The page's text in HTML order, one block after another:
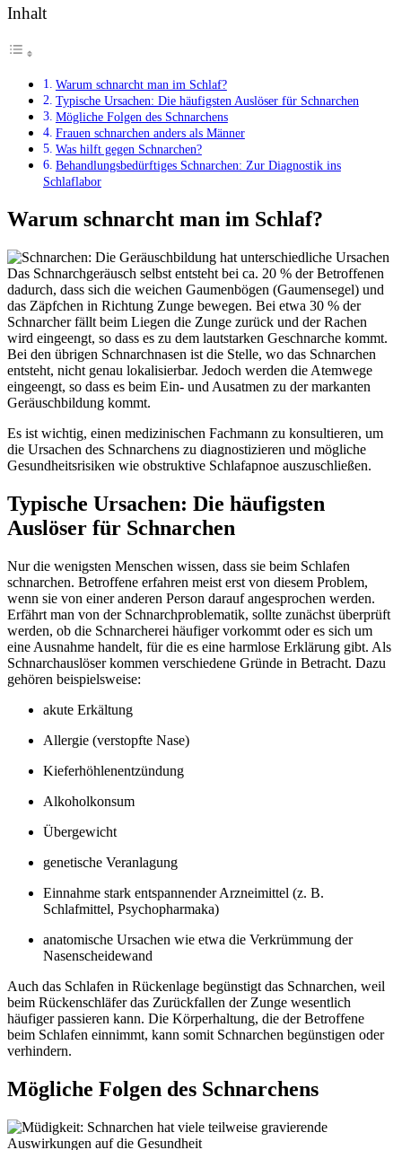
Inhalt
Warum schnarcht man im Schlaf?
Typische Ursachen: Die häufigsten Auslöser für Schnarchen
Mögliche Folgen des Schnarchens
Frauen schnarchen anders als Männer
Was hilft gegen Schnarchen?
Behandlungsbedürftiges Schnarchen: Zur Diagnostik ins
Schlaflabor
Warum schnarcht man im Schlaf?
Das Schnarchgeräusch selbst entsteht bei ca. 20 % der Betroffenen
dadurch, dass sich die weichen Gaumenbögen (Gaumensegel) und
das Zäpfchen in Richtung Zunge bewegen. Bei etwa 30 % der
Schnarcher fällt beim Liegen die Zunge zurück und der Rachen
wird eingeengt, so dass es zu dem lautstarken Geschnarche kommt.
Bei den übrigen Schnarchnasen ist die Stelle, wo das Schnarchen
entsteht, nicht genau lokalisierbar. Jedoch werden die Atemwege
eingeengt, so dass es beim Ein- und Ausatmen zu der markanten
Geräuschbildung kommt.
Es ist wichtig, einen medizinischen Fachmann zu konsultieren, um
die Ursachen des Schnarchens zu diagnostizieren und mögliche
Gesundheitsrisiken wie obstruktive Schlafapnoe auszuschließen.
Typische Ursachen: Die häufigsten
Auslöser für Schnarchen
Nur die wenigsten Menschen wissen, dass sie beim Schlafen
schnarchen. Betroffene erfahren meist erst von diesem Problem,
wenn sie von einer anderen Person darauf angesprochen werden.
Erfährt man von der Schnarchproblematik, sollte zunächst überprüft
werden, ob die Schnarcherei häufiger vorkommt oder es sich um
eine Ausnahme handelt, für die es eine harmlose Erklärung gibt. Als
Schnarchauslöser kommen verschiedene Gründe in Betracht. Dazu
gehören beispielsweise:
akute Erkältung
Allergie (verstopfte Nase)
Kieferhöhlenentzündung
Alkoholkonsum
Übergewicht
genetische Veranlagung
Einnahme stark entspannender Arzneimittel (z. B.
Schlafmittel, Psychopharmaka)
anatomische Ursachen wie etwa die Verkrümmung der
Nasenscheidewand
Auch das Schlafen in Rückenlage begünstigt das Schnarchen, weil
beim Rückenschläfer das Zurückfallen der Zunge wesentlich
häufiger passieren kann. Die Körperhaltung, die der Betroffene
beim Schlafen einnimmt, kann somit Schnarchen begünstigen oder
verhindern.
Mögliche Folgen des Schnarchens